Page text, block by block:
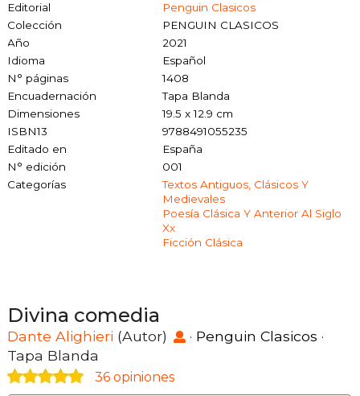
Editorial
Penguin Clasicos
Colección
PENGUIN CLASICOS
Año
2021
Idioma
Español
N° páginas
1408
Encuadernación
Tapa Blanda
Dimensiones
19.5 x 12.9 cm
ISBN13
9788491055235
Editado en
España
N° edición
001
Categorías
Textos Antiguos, Clásicos Y
Medievales
Poesía Clásica Y Anterior Al Siglo
Xx
Ficción Clásica
Divina comedia
Dante Alighieri (Autor) · Penguin Clasicos ·
Tapa Blanda
36 opiniones